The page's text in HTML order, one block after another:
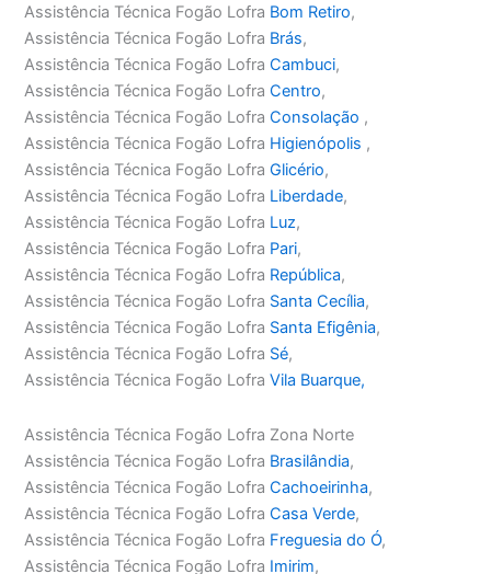
Assistência Técnica Fogão Lofra Bom Retiro,
Assistência Técnica Fogão Lofra Brás,
Assistência Técnica Fogão LofraCambuci,
Assistência Técnica Fogão LofraCentro,
Assistência Técnica Fogão LofraConsolação ,
Assistência Técnica Fogão Lofra Higienópolis ,
Assistência Técnica Fogão LofraGlicério,
Assistência Técnica Fogão Lofra Liberdade,
Assistência Técnica Fogão Lofra Luz,
Assistência Técnica Fogão Lofra Pari,
Assistência Técnica Fogão Lofra República,
Assistência Técnica Fogão Lofra Santa Cecília,
Assistência Técnica Fogão Lofra Santa Efigênia,
Assistência Técnica Fogão Lofra Sé,
Assistência Técnica Fogão LofraVila Buarque,
Assistência Técnica Fogão Lofra Zona Norte
Assistência Técnica Fogão Lofra Brasilândia,
Assistência Técnica Fogão LofraCachoeirinha,
Assistência Técnica Fogão LofraCasa Verde,
Assistência Técnica Fogão Lofra Freguesia do Ó,
Assistência Técnica Fogão Lofra Imirim,